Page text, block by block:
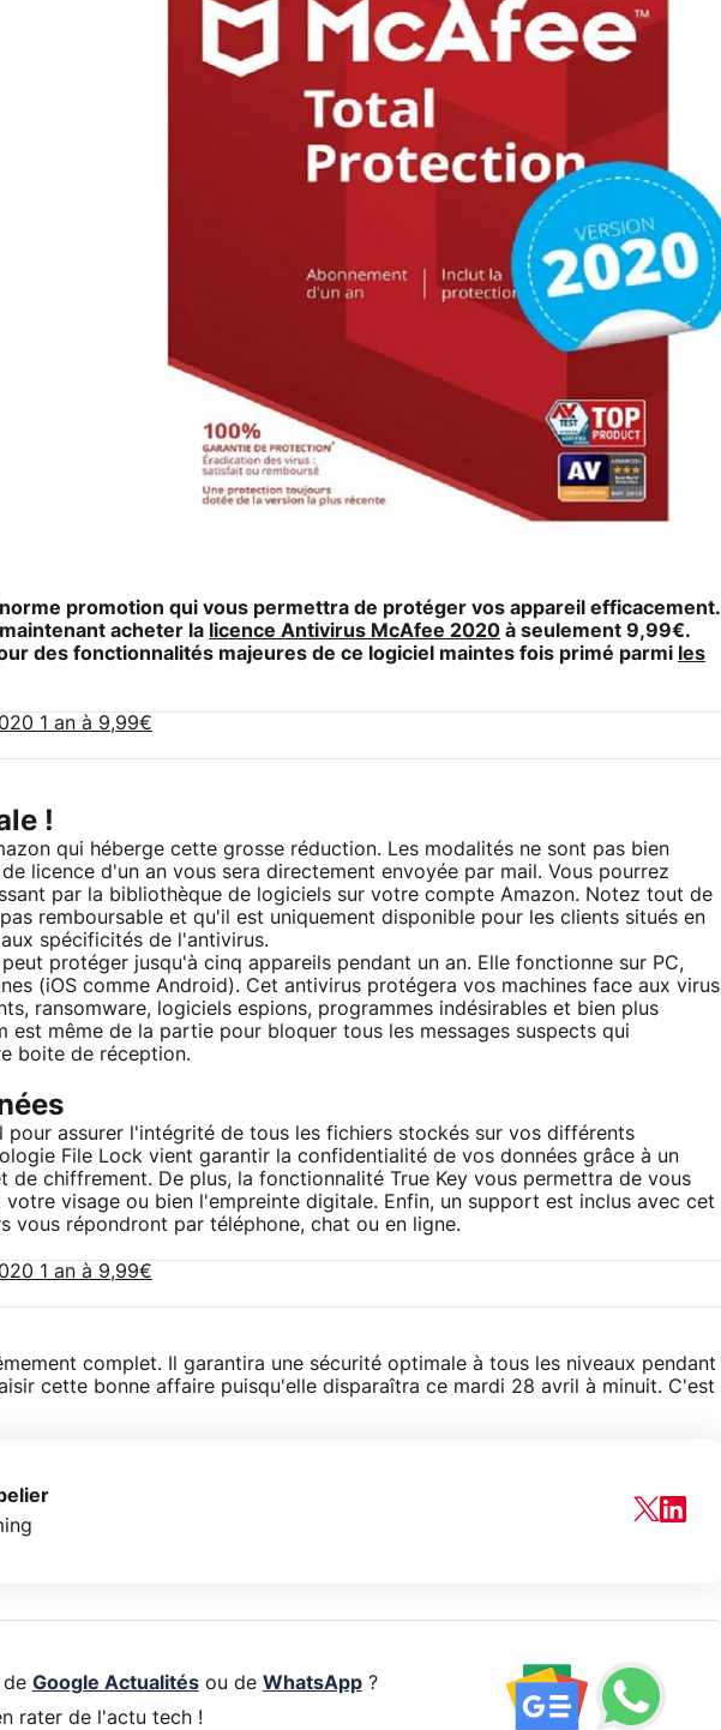
promotion qui vous permettra de protéger vos appareil efficacement.
acheter la licence Antivirus McAfee 2020 à seulement 9,99€.
des fonctionnalités majeures de ce logiciel maintes fois primé parmi les
1 an à 9,99€
!
qui héberge cette grosse réduction. Les modalités ne sont pas bien
licence d'un an vous sera directement envoyée par mail. Vous pourrez
par la bibliothèque de logiciels sur votre compte Amazon. Notez tout de
remboursable et qu'il est uniquement disponible pour les clients situés en
spécificités de l'antivirus.
protéger jusqu'à cinq appareils pendant un an. Elle fonctionne sur PC,
(iOS comme Android). Cet antivirus protégera vos machines face aux virus
ransomware, logiciels espions, programmes indésirables et bien plus
est même de la partie pour bloquer tous les messages suspects qui
boite de réception.
pour assurer l'intégrité de tous les fichiers stockés sur vos différents
File Lock vient garantir la confidentialité de vos données grâce à un
de chiffrement. De plus, la fonctionnalité True Key vous permettra de vous
votre visage ou bien l'empreinte digitale. Enfin, un support est inclus avec cet
vous répondront par téléphone, chat ou en ligne.
1 an à 9,99€
complet. Il garantira une sécurité optimale à tous les niveaux pendant
cette bonne affaire puisqu'elle disparaîtra ce mardi 28 avril à minuit. C'est
de Google Actualitésou de WhatsApp?
rater de l'actu tech !